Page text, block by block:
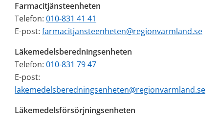
Farmacitjänsteenheten
Telefon: 010-831 41 41
E-post: farmacitjansteenheten@regionvarmland.se
Läkemedelsberedningsenheten
Telefon: 010-831 79 47
lakemedelsberedningsenheten@regionvarmland.se
Läkemedelsförsörjningsenheten